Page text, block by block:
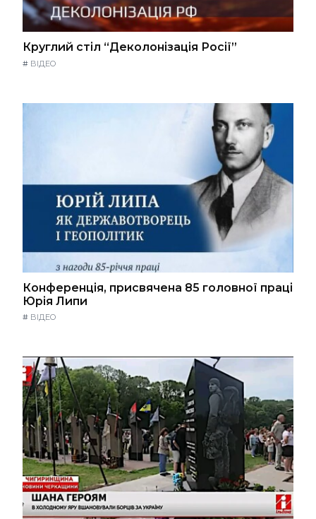
Круглий стіл “Деколонізація Росії”
# ВІДЕО
Конференція, присвячена 85 головної праці
Юрія Липи
# ВІДЕО